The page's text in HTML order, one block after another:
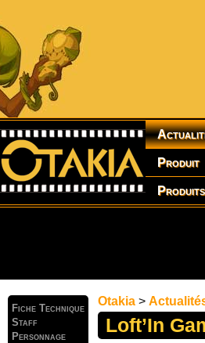
Produit
Fiche Technique
Staff
Personnage
Otakia >
Loft’In